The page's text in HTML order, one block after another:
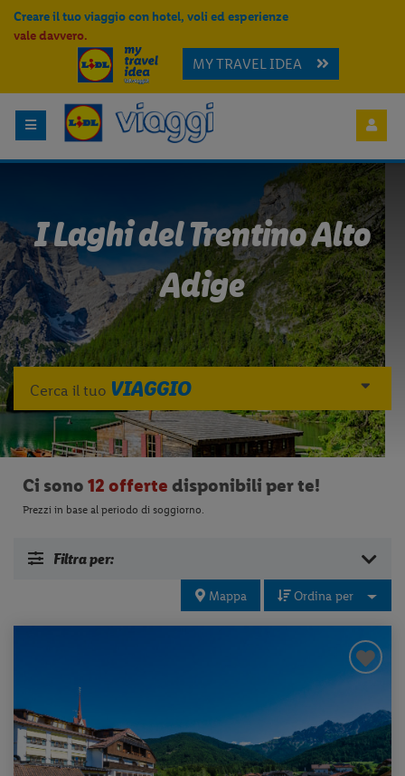
Creare il tuo viaggio con hotel, voli ed esperienze
vale davvero.
MY TRAVEL IDEA
I Laghi del Trentino Alto
Adige
Cerca il tuo VIAGGIO
Ci sono12 offerte disponibili per te!
Prezzi in base al periodo di soggiorno.
Filtra per:
Mappa Ordina per